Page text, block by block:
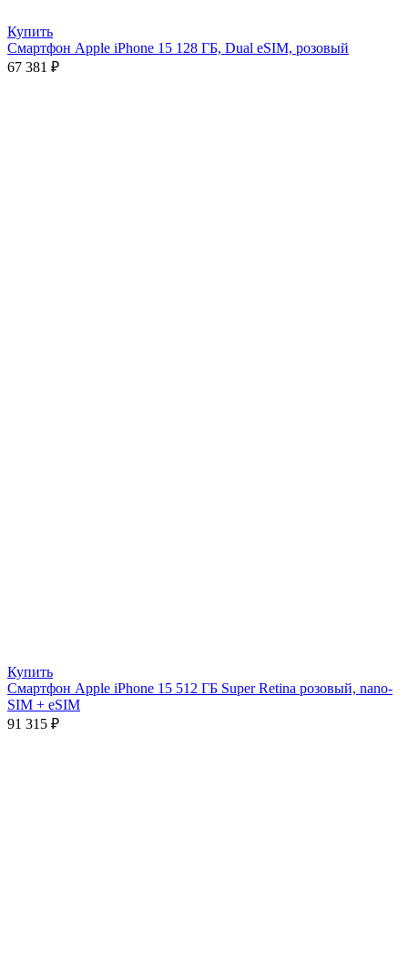
Купить
Смартфон Apple iPhone 15 128 ГБ, Dual eSIM, розовый
67 381 ₽
Купить
Смартфон Apple iPhone 15 512 ГБ Super Retina розовый, nano-
SIM + eSIM
91 315 ₽